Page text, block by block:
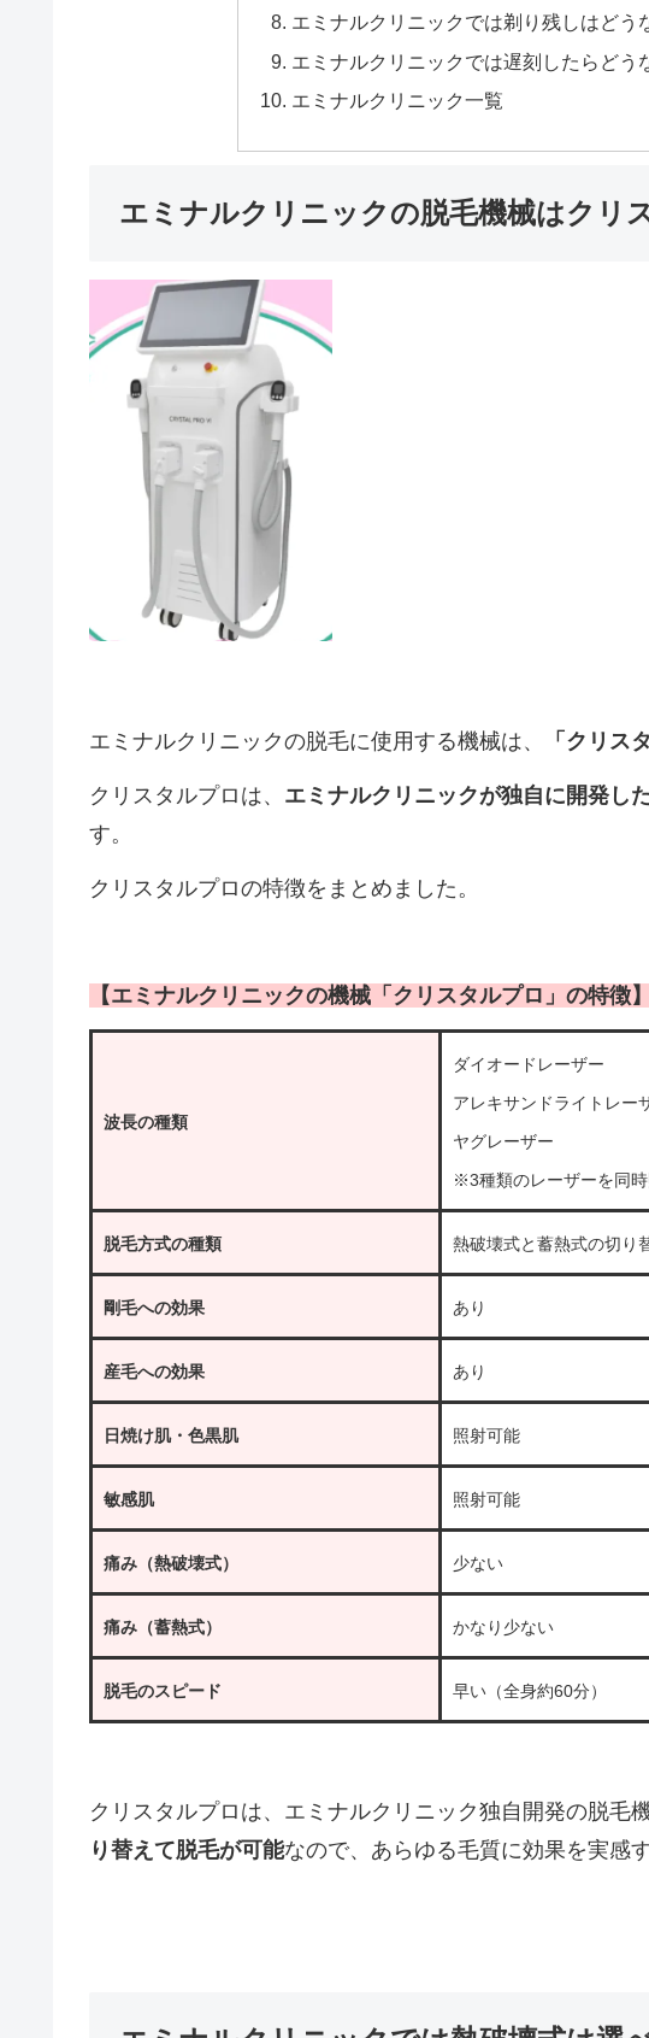
エミナルクリニックでは剃り残しはどう
エミナルクリニックでは遅刻したらどう
エミナルクリニック一覧
エミナルクリニックの脱毛機械はクリ
エミナルクリニックの脱毛に使用する機械は、 「クリス
クリスタルプロは、 エミナルクリニックが独自に開発し
す。
クリスタルプロの特徴をまとめました。
【エミナルクリニックの機械「クリスタルプロ」の特徴】
波長の種類
ダイオードレーザー
アレキサンドライトレー
ヤグレーザー
※3種類のレーザーを同
脱毛方式の種類 熱破壊式と蓄熱式の切り
剛毛への効果 あり
産毛への効果 あり
日焼け肌・色黒肌 照射可能
敏感肌 照射可能
痛み（熱破壊式） 少ない
痛み（蓄熱式） かなり少ない
脱毛のスピード 早い（全身約60分）
クリスタルプロは、エミナルクリニック独自開発の脱毛機
り替えて脱毛が可能なので、あらゆる毛質に効果を実感